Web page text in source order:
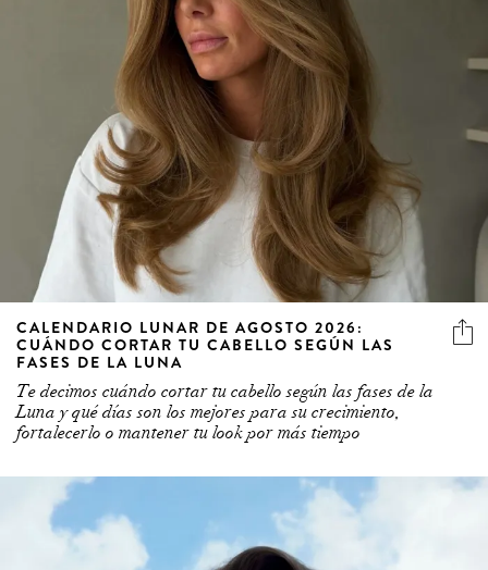
CALENDARIO LUNAR DE AGOSTO 2026:
CUÁNDO CORTAR TU CABELLO SEGÚN LAS
FASES DE LA LUNA
Te decimos cuándo cortar tu cabello según las fases de la
Luna y qué días son los mejores para su crecimiento,
fortalecerlo o mantener tu look por más tiempo